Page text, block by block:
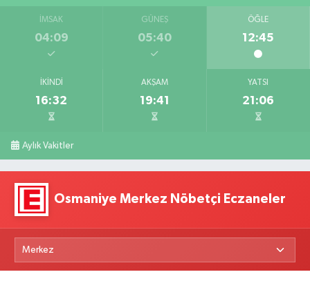
İMSAK
04:09
GÜNEŞ
05:40
ÖĞLE
12:45
İKINDI
16:32
AKŞAM
19:41
YATSI
21:06
Aylık Vakitler
Osmaniye Merkez Nöbetçi Eczaneler